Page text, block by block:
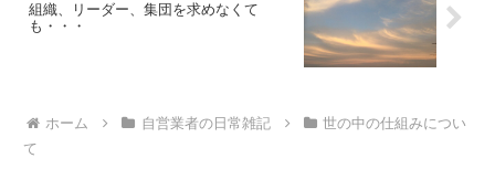
組織、リーダー、集団を求めなくて
も・・・
ホーム 自営業者の日常雑記
世の中の仕組みについ
て